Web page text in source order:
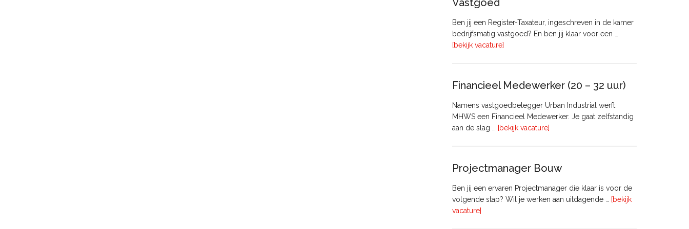
Vastgoed
Ben jij een Register-Taxateur, ingeschreven in de kamer
bedrijfsmatig vastgoed? En ben jij klaar voor een …
[bekijk vacature]
Financieel Medewerker (20 – 32 uur)
Namens vastgoedbelegger Urban Industrial werft
MHWS een Financieel Medewerker. Je gaat zelfstandig
aan de slag …
[bekijk vacature]
32
Projectmanager Bouw
Ben jij een ervaren Projectmanager die klaar is voor de
volgende stap? Wil je werken aan uitdagende …
[bekijk
vacature]